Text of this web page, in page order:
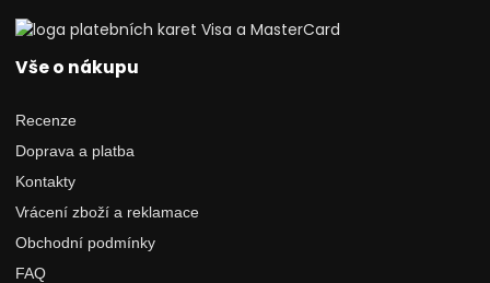
Vše o nákupu
Recenze
Doprava a platba
Kontakty
Vrácení zboží a reklamace
Obchodní podmínky
FAQ